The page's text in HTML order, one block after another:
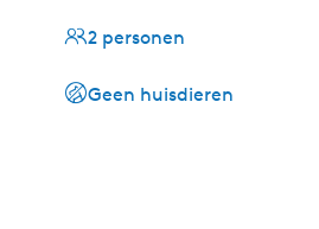
2 personen
Geen huisdieren